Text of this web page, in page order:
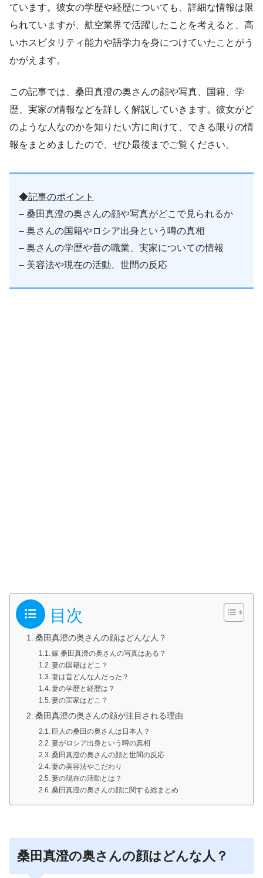
ています。彼女の学歴や経歴についても、詳細な情報は限
られていますが、航空業界で活躍したことを考えると、高
いホスピタリティ能力や語学力を身につけていたことがう
かがえます。
この記事では、桑田真澄の奥さんの顔や写真、国籍、学
歴、実家の情報などを詳しく解説していきます。彼女がど
のような人なのかを知りたい方に向けて、できる限りの情
報をまとめましたので、ぜひ最後までご覧ください。
◆記事のポイント
– 桑田真澄の奥さんの顔や写真がどこで見られるか
– 奥さんの国籍やロシア出身という噂の真相
– 奥さんの学歴や昔の職業、実家についての情報
– 美容法や現在の活動、世間の反応
目次
桑田真澄の奥さんの顔はどんな人？
嫁 桑田真澄の奥さんの写真はある？
妻の国籍はどこ？
妻は昔どんな人だった？
妻の学歴と経歴は？
妻の実家はどこ？
桑田真澄の奥さんの顔が注目される理由
巨人の桑田の奥さんは日本人？
妻がロシア出身という噂の真相
桑田真澄の奥さんの顔と世間の反応
妻の美容法やこだわり
妻の現在の活動とは？
桑田真澄の奥さんの顔に関する総まとめ
桑田真澄の奥さんの顔はどんな人？